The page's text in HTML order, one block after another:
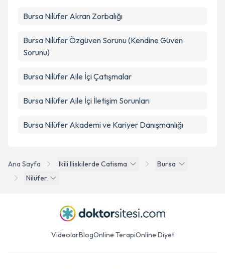
Ana Sayfa Ikili Iliskilerde Catisma
Bursa
Nilüfer
Bursa Nilüfer Akran Zorbalığı
Bursa Nilüfer Özgüven Sorunu (Kendine Güven
Sorunu)
Bursa Nilüfer Aile İçi Çatışmalar
Bursa Nilüfer Aile İçi İletişim Sorunları
Bursa Nilüfer Akademi ve Kariyer Danışmanlığı
VideolarBlogOnline TerapiOnline Diyet